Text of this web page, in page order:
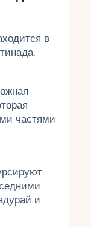
в
частями
и